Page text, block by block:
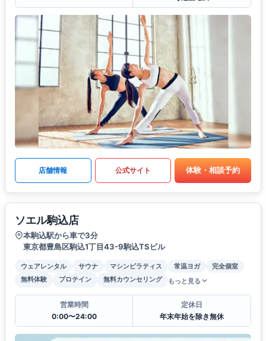
店舗情報 公式サイト 体験・相談予約
ソエル駒込店
本駒込駅から車で3分
東京都豊島区駒込1丁目43-9駒込TSビル
ウェアレンタル サウナ マシンピラティス 常温ヨガ
完全個室
無料体験
プロテイン 無料カウンセリング もっと見る
営業時間
0:00〜24:00
定休日
年末年始を除き無休